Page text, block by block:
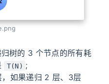
树的 3 个节点的所有耗
T(N) ;
如果递归 2 层、3层